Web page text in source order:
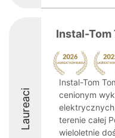
Laureaci
Instal-Tom
Instal-Tom
cenionym
terenie całej
wieloletnie